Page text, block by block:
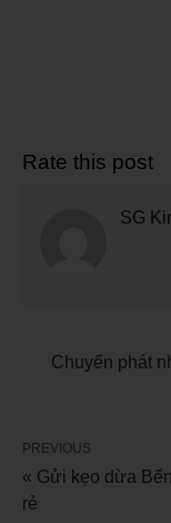
Rate this post
SG
Chuyển phát
PREVIOUS
« Gửi kẹo dừa
rẻ